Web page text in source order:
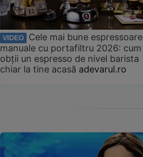
VIDEO
Cele mai bune espressoare
manuale cu portafiltru 2026: cum
obții un espresso de nivel barista
chiar la tine acasă adevarul.ro